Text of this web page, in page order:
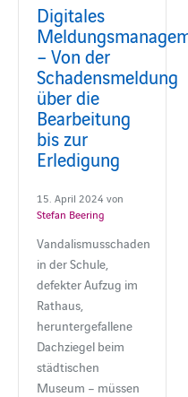
Digitales
– Von der
Schadensmeldung
über die
Bearbeitung
bis zur
Erledigung
15. April 2024 von
Stefan Beering
Vandalismusschaden
in der Schule,
defekter Aufzug im
Rathaus,
heruntergefallene
Dachziegel beim
städtischen
Museum ­– müssen